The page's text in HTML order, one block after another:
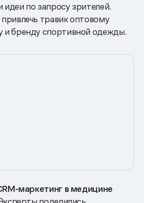
идеи по запросу зрителей.
травик оптовому
и бренду спортивной одежды.
маркетинг в медицине